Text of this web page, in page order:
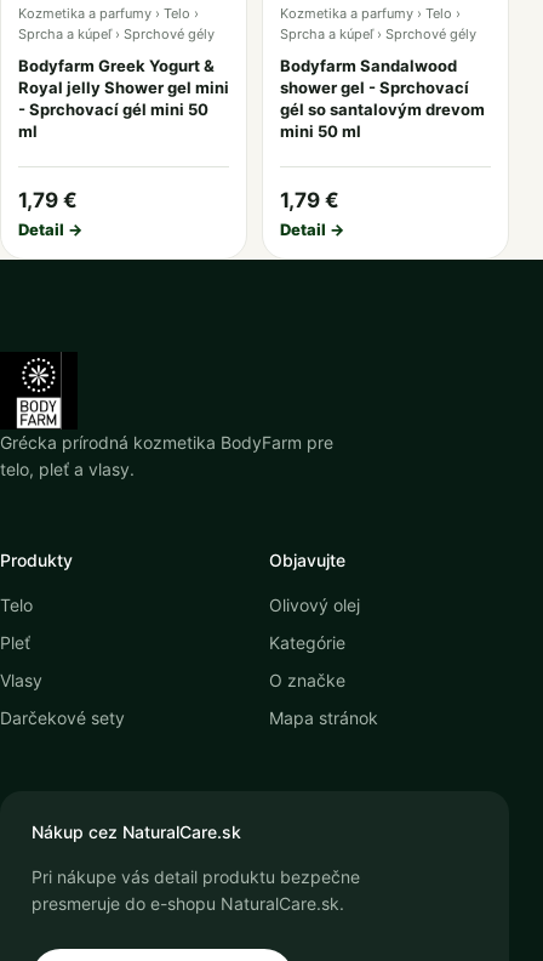
Kozmetika a parfumy › Telo ›
Sprcha a kúpeľ › Sprchové gély
Bodyfarm Greek Yogurt &
Royal jelly Shower gel mini
- Sprchovací gél mini 50
ml
1,79 €
Detail →
Kozmetika a parfumy › Telo ›
Sprcha a kúpeľ › Sprchové gély
Bodyfarm Sandalwood
shower gel - Sprchovací
gél so santalovým drevom
mini 50 ml
1,79 €
Detail →
Grécka prírodná kozmetika BodyFarm pre
telo, pleť a vlasy.
Produkty
Telo
Pleť
Vlasy
Darčekové sety
Objavujte
Olivový olej
Kategórie
O značke
Mapa stránok
Nákup cez NaturalCare.sk
Pri nákupe vás detail produktu bezpečne
presmeruje do e-shopu NaturalCare.sk.